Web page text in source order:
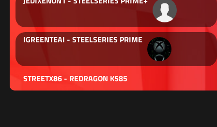
IGREENTEAI - STEELSERIES PRIME
STREETX86 - REDRAGON K585